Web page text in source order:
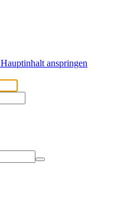
Hauptinhalt anspringen